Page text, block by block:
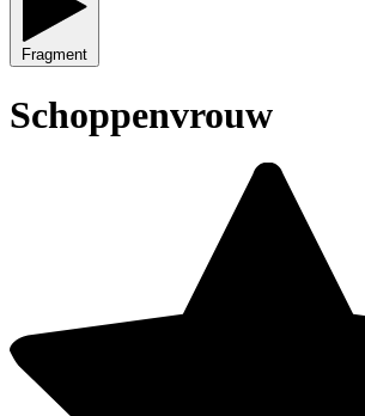
Fragment
Schoppenvrouw